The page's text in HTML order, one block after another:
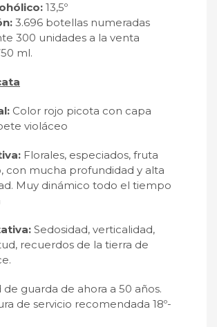
13,5º
3.696 botellas numeradas
300 unidades a la venta
ml.
Color rojo picota con capa
violáceo
Florales, especiados, fruta
con mucha profundidad y alta
Muy dinámico todo el tiempo
Sedosidad, verticalidad,
recuerdos de la tierra de
de guarda de ahora a 50 años.
de servicio recomendada 18º-